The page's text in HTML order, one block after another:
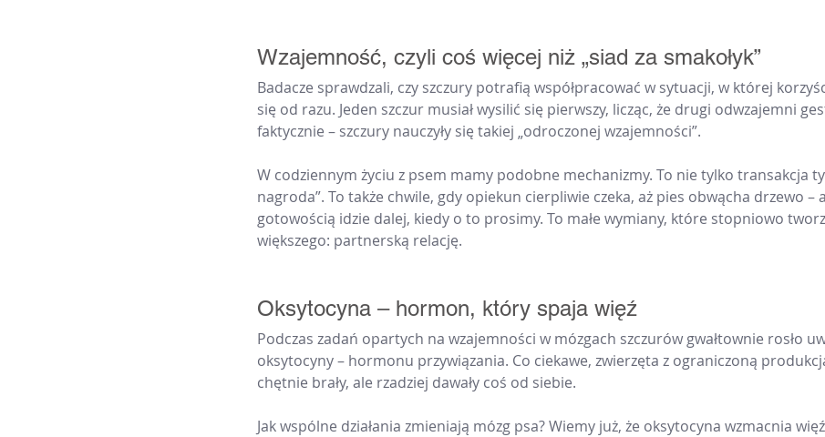
Wzajemność, czyli coś więcej niż „siad za smakołyk”
Badacze sprawdzali, czy szczury potrafią współpracować w sytuacji, w której
się od razu. Jeden szczur musiał wysilić się pierwszy, licząc, że drugi odwzajemni
faktycznie – szczury nauczyły się takiej „odroczonej wzajemności”.
W codziennym życiu z psem mamy podobne mechanizmy. To nie tylko transakcja
nagroda”. To także chwile, gdy opiekun cierpliwie czeka, aż pies obwącha drzewo –
gotowością idzie dalej, kiedy o to prosimy. To małe wymiany, które stopniowo
większego: partnerską relację.
Oksytocyna – hormon, który spaja więź
Podczas zadań opartych na wzajemności w mózgach szczurów gwałtownie rosło
oksytocyny – hormonu przywiązania. Co ciekawe, zwierzęta z ograniczoną
chętnie brały, ale rzadziej dawały coś od siebie.
Jak wspólne działania zmieniają mózg psa? Wiemy już, że oksytocyna wzmacnia